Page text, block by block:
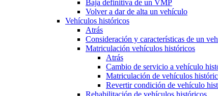
Baja definitiva de un VMP
Volver a dar de alta un vehículo
Vehículos históricos
Atrás
Consideración y características de un
Matriculación vehículos históricos
Atrás
Cambio de servicio a vehículo
Matriculación de vehículos
Revertir condición de vehículo